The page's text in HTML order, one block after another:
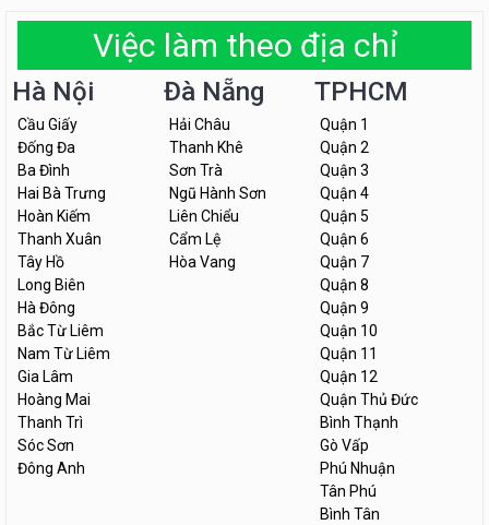
Việc làm theo địa chỉ
Hà Nội
Cầu Giấy
Đống Đa
Ba Đình
Hai Bà Trưng
Hoàn Kiếm
Thanh Xuân
Tây Hồ
Long Biên
Hà Đông
Bắc Từ Liêm
Nam Từ Liêm
Gia Lâm
Hoàng Mai
Thanh Trì
Sóc Sơn
Đông Anh
Đà Nẵng
Hải Châu
Thanh Khê
Sơn Trà
Ngũ Hành Sơn
Liên Chiểu
Cẩm Lệ
Hòa Vang
TPHCM
Quận 1
Quận 2
Quận 3
Quận 4
Quận 5
Quận 6
Quận 7
Quận 8
Quận 9
Quận 10
Quận 11
Quận 12
Quận Thủ Đức
Bình Thạnh
Gò Vấp
Phú Nhuận
Tân Phú
Bình Tân